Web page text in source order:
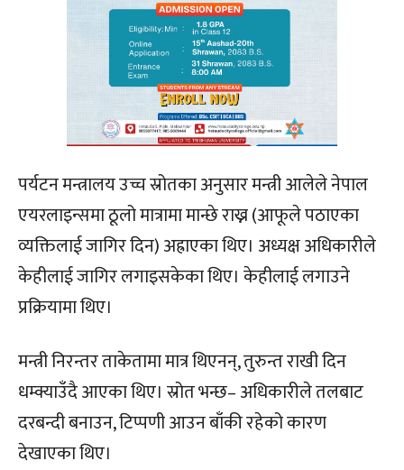
पर्यटन मन्त्रालय उच्च स्रोतका अनुसार मन्त्री आलेले नेपाल
एयरलाइन्समा ठूलो मात्रामा मान्छे राख्न (आफूले पठाएका
व्यक्तिलाई जागिर दिन) अह्राएका थिए। अध्यक्ष अधिकारीले
केहीलाई जागिर लगाइसकेका थिए। केहीलाई लगाउने
प्रक्रियामा थिए।
मन्त्री निरन्तर ताकेतामा मात्र थिएनन्, तुरुन्त राखी दिन
धम्क्याउँदै आएका थिए। स्रोत भन्छ– अधिकारीले तलबाट
दरबन्दी बनाउन, टिप्पणी आउन बाँकी रहेको कारण
देखाएका थिए।